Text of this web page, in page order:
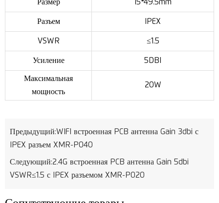
Размер 15*49.5mm
Разъем IPEX
VSWR ≤1.5
Усиление 5DBI
Максимальная
мощность
20W
Предыдущий:WIFI встроенная PCB антенна Gain 3dbi с
IPEX разъем XMR-P040
Следующий:2.4G встроенная PCB антенна Gain 5dbi
VSWR≤1.5 с IPEX разъемом XMR-P020